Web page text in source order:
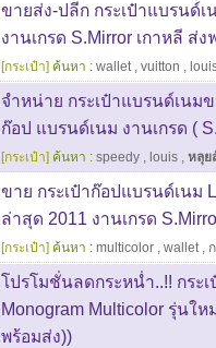
ขายส่ง-ปลีก กระเป๋าแบรนด์เ
งานเกรด S.Mirror เกาหลี ส่ง
[กระเป๋า] ค้นหา : wallet, vuitton ,
จำหน่าย กระเป๋าแบรนด์เนม
ก๊อป แบรนด์เนม งานเกรด (
[กระเป๋า] ค้นหา : speedy , louis , หลุย
ขาย กระเป๋าก๊อปแบรนด์เนม
ล่าสุด 2011 งานเกรด
[กระเป๋า] ค้นหา : multicolor , wallet,
โปรโมชั่นลดกระหน่ำ..!! กระ
Monogram Multicolor รุ่นให
พร้อมส่ง))